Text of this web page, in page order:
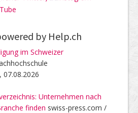
by Help.ch
im Schweizer
Unternehmen nach
finden swiss-press.com /